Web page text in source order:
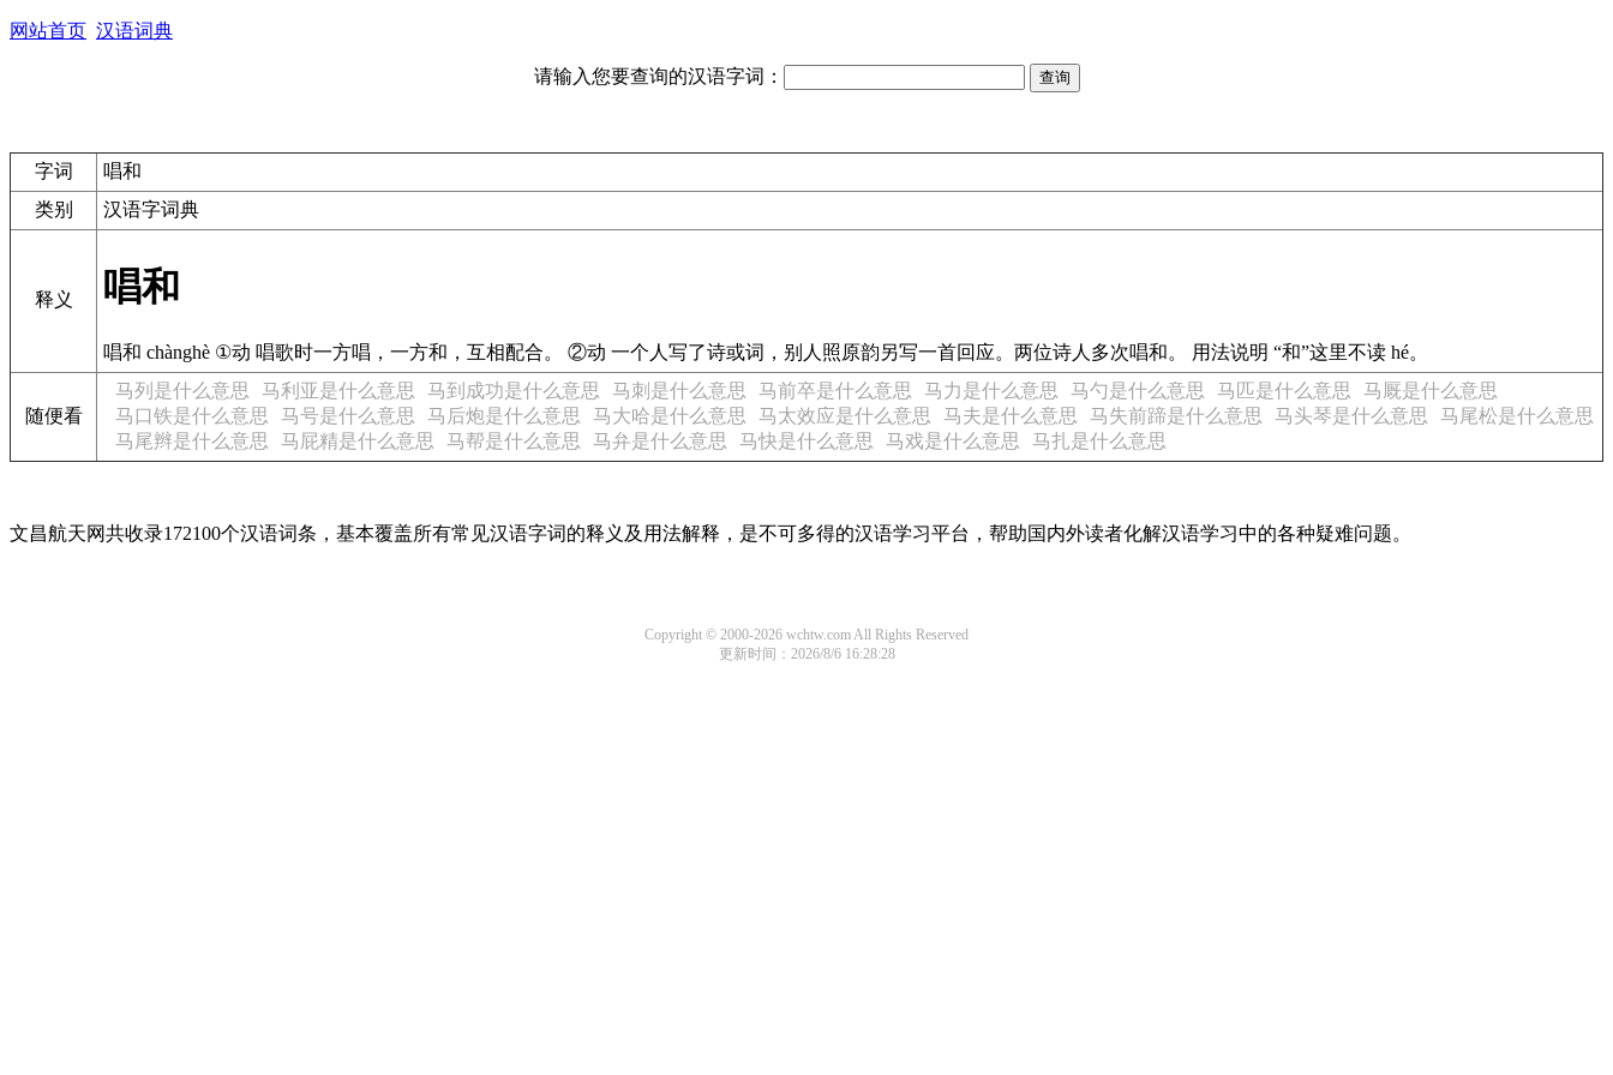
网站首页 汉语词典
请输入您要查询的汉语字词：
字词
唱和
类别
汉语字词典
释义 唱和
唱和 chànghè ①动 唱歌时一方唱，一方和，互相配合。 ②动 一个人写了诗或词，别人照原韵另写一首回应。两位诗人多次唱和。 用法说明 “和”这里不读 hé。
随便看
马列是什么意思 马利亚是什么意思 马到成功是什么意思 马刺是什么意思 马前卒是什么意思 马力是什么意思 马勺是什么意思 马匹是什么意思
马厩是什么意思
马口铁是什么意思
马号是什么意思 马后炮是什么意思 马大哈是什么意思 马太效应是什么意思 马夫是什么意思 马失前蹄是什么意思 马头琴是什么意思
马尾松是什么意思
马尾辫是什么意思
马屁精是什么意思 马帮是什么意思 马弁是什么意思 马快是什么意思 马戏是什么意思 马扎是什么意思
文昌航天网共收录172100个汉语词条，基本覆盖所有常见汉语字词的释义及用法解释，是不可多得的汉语学习平台，帮助国内外读者化解汉语学习中的各种疑难问题。
Copyright © 2000-2026 wchtw.com All Rights Reserved
更新时间：2026/8/6 16:28:28